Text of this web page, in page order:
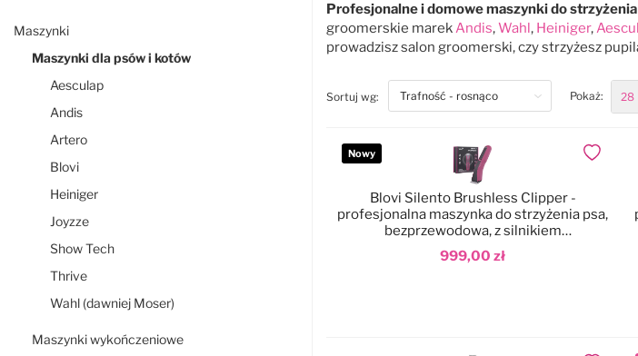
Maszynki
Maszynki dla psów i kotów
Aesculap
Andis
Artero
Blovi
Heiniger
Joyzze
Show Tech
Thrive
Wahl (dawniej Moser)
Maszynki wykończeniowe
Profesjonalne i domowe maszynki do
groomerskie marekAndis,Wahl, Heiniger,
prowadzisz salon groomerski, czy strzyżesz
Sortuj wg:top Pokaż: 28
Nowy
999,00 zł
Blovi Silento Brushless Clipper -
profesjonalna maszynka do strzyżenia psa,
bezprzewodowa, z silnikiem
bezszczotkowym
Dodaj do